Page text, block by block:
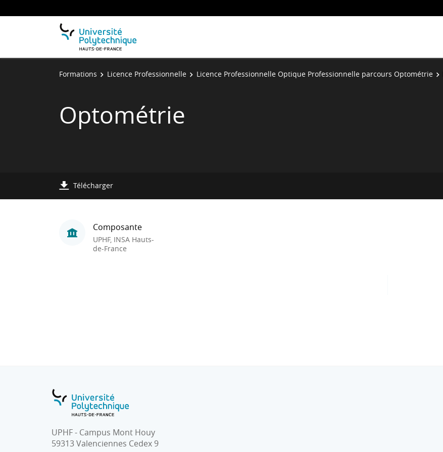
Formations Licence Professionnelle Licence Professionnelle Optique Professionnelle parcours Optométrie
Optométrie
Télécharger
Composante
UPHF, INSA Hauts-
de-France
UPHF - Campus Mont Houy
59313 Valenciennes Cedex 9